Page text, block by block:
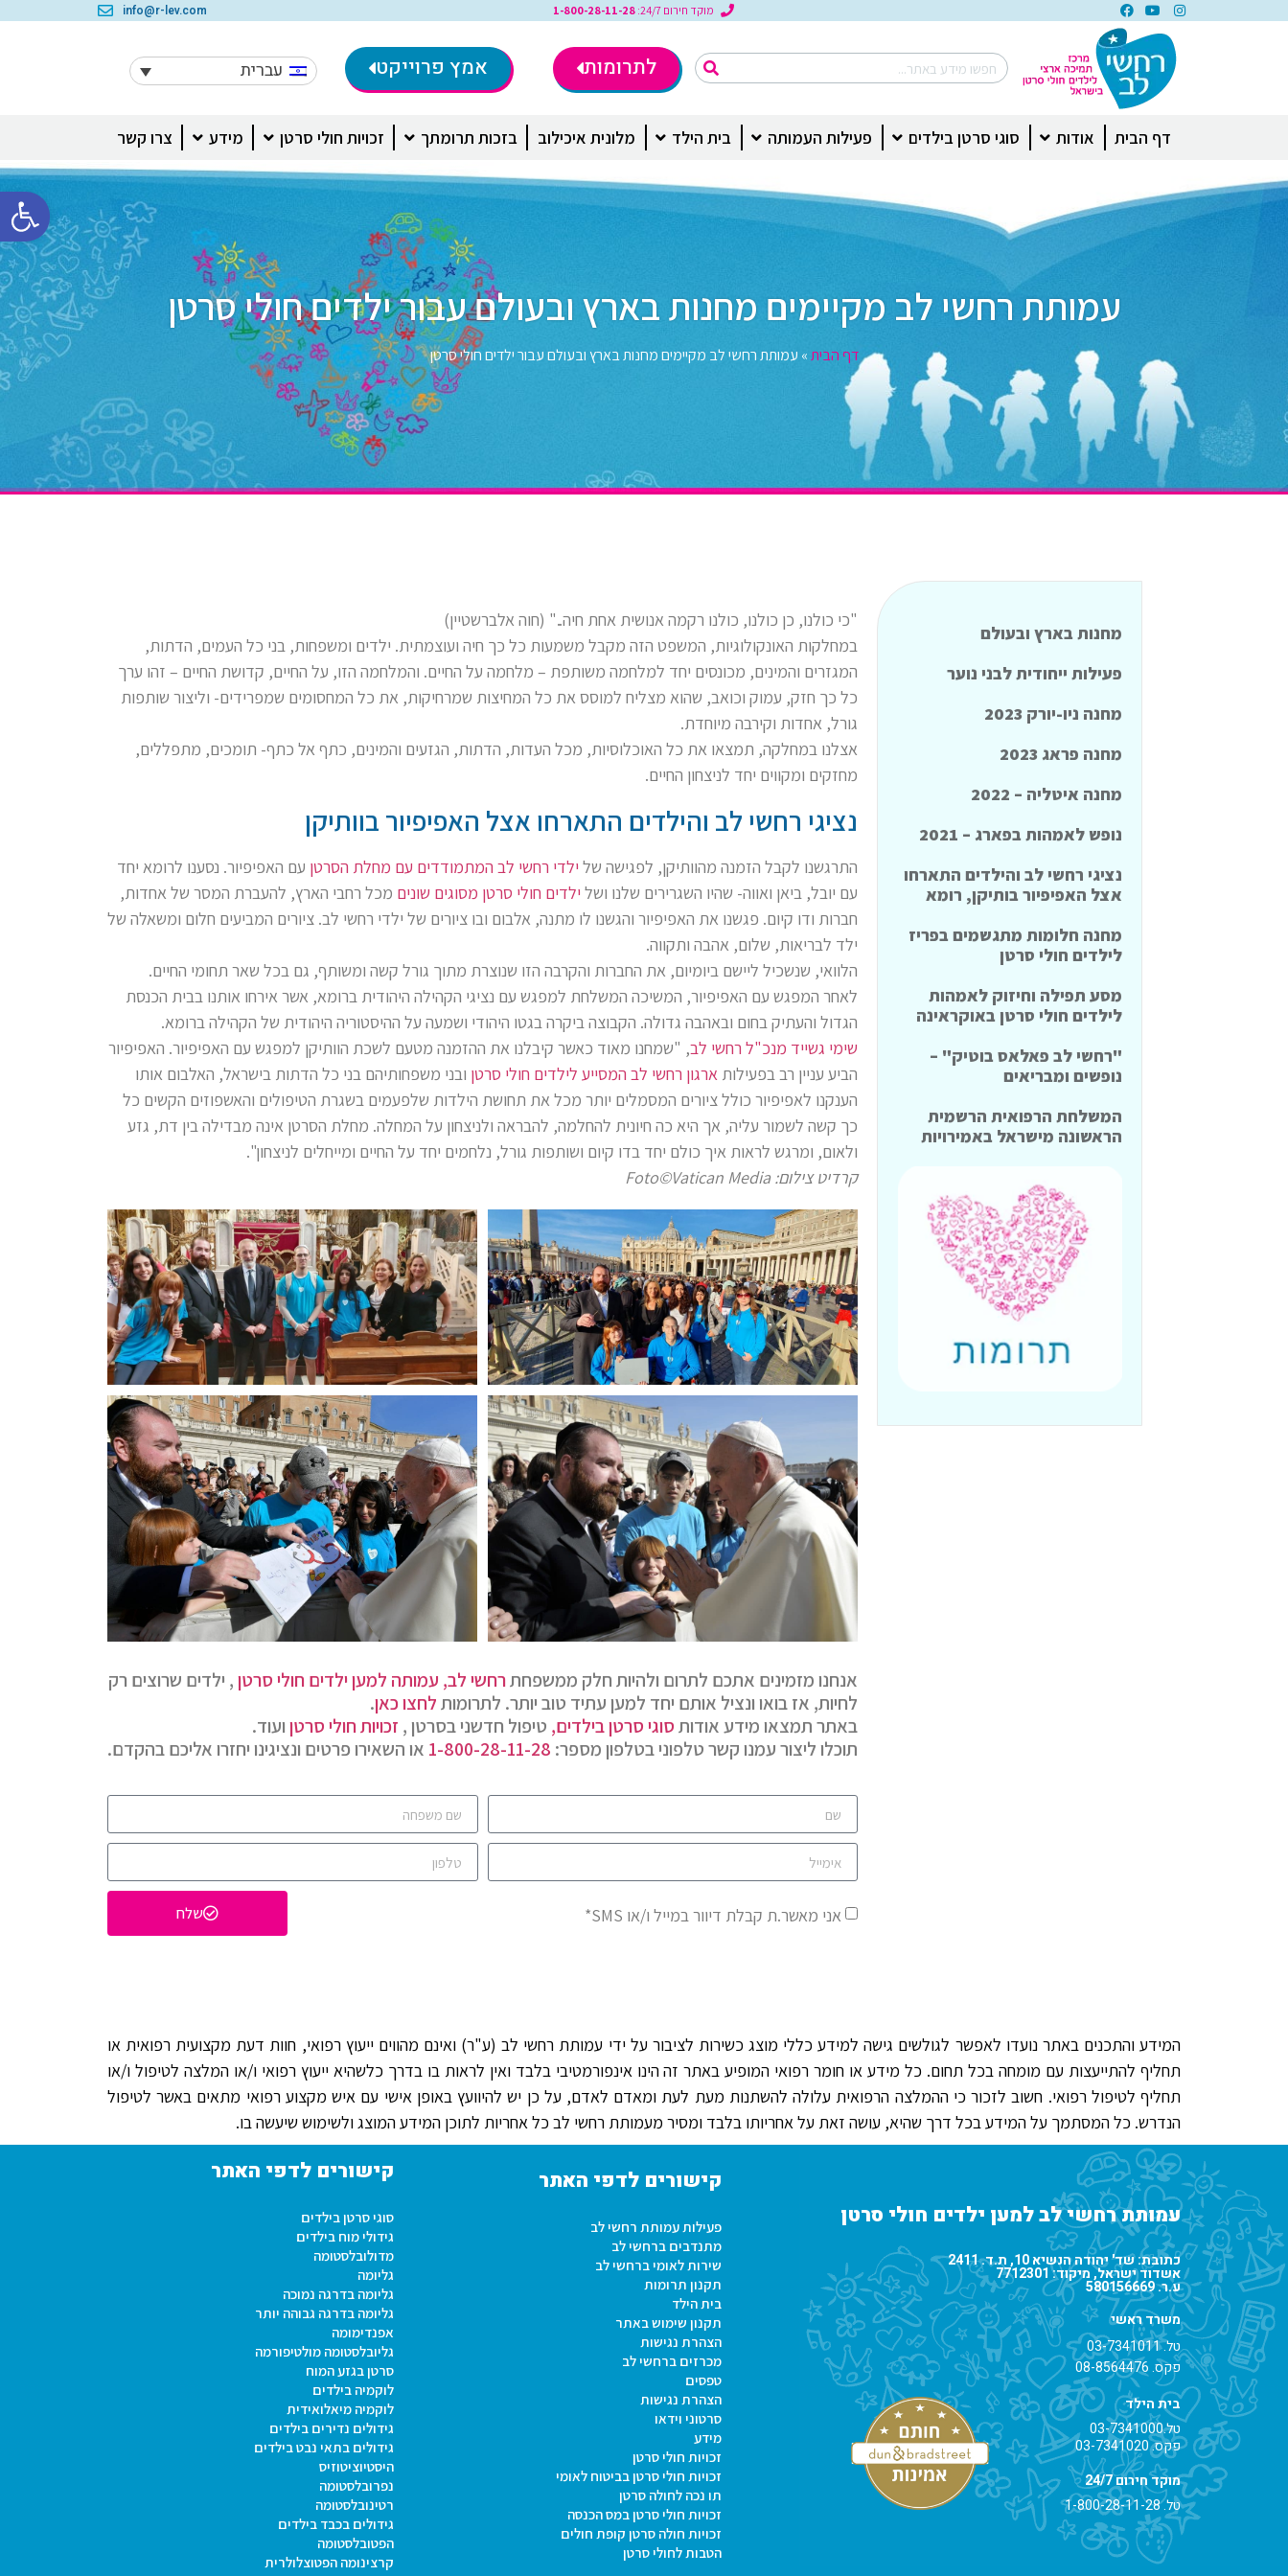
פתח
מוקד חירום 24/7: 1-800-28-11-28
info@r-lev.com
לתרומות אמץ פרוייקט עברית
דף הבית אודות סוגי סרטן בילדים פעילות העמותה בית הילד מלונית איכילוב בזכות תרומתך זכויות חולי סרטן מידע צרו קשר
עמותת רחשי לב מקיימים מחנות בארץ ובעולם עבור ילדים חולי סרטן
דף הבית» עמותת רחשי לב מקיימים מחנות בארץ ובעולם עבור ילדים חולי סרטן
מחנות בארץ ובעולם
פעילות ייחודית לבני נוער
מחנה ניו-יורק 2023
מחנה פראג 2023
מחנה איטליה – 2022
נופש לאמהות בפארג – 2021
נציגי רחשי לב והילדים התארחו
אצל האפיפיור בותיקן, רומא
מחנה חלומות מתגשמים בפריז
לילדים חולי סרטן
מסע תפילה וחיזוק לאמהות
לילדים חולי סרטן באוקראינה
"רחשי לב פאלאס בוטיק" –
נופשים ומבריאים
המשלחת הרפואית הרשמית
הראשונה מישראל באמירויות
"כי כולנו, כן כולנו, כולנו רקמה אנושית אחת חיה.." (חוה אלברשטיין)
במחלקות האונקולוגיות, המשפט הזה מקבל משמעות כל כך חיה ועוצמתית. ילדים ומשפחות, בני כל העמים, הדתות,
המגזרים והמינים, מכונסים יחד למלחמה משותפת – מלחמה על החיים. והמלחמה הזו, על החיים, קדושת החיים – זהו ערך
כל כך חזק, עמוק וכואב, שהוא מצליח למוסס את כל המחיצות שמרחיקות, את כל המחסומים שמפרידים- וליצור שותפות
גורל, אחדות וקירבה מיוחדת.
אצלנו במחלקה, תמצאו את כל האוכלוסיות, מכל העדות, הדתות, הגזעים והמינים, כתף אל כתף- תומכים, מתפללים,
מחזקים ומקווים יחד לניצחון החיים.
נציגי רחשי לב והילדים התארחו אצל האפיפיור בוותיקן
התרגשנו לקבל הזמנה מהוותיקן, לפגישה של ילדי רחשי לב המתמודדים עם מחלת הסרטן עם האפיפיור. נסענו לרומא יחד
עם יובל, ביאן ואווה- שהיו השגרירים שלנו ושל ילדים חולי סרטן מסוגים שונים מכל רחבי הארץ, להעברת המסר של אחדות,
חברות ודו קיום. פגשנו את האפיפיור והגשנו לו מתנה, אלבום ובו ציורים של ילדי רחשי לב. ציורים המביעים חלום ומשאלה של
ילד לבריאות, שלום, אהבה ותקווה.
הלוואי, שנשכיל ליישם ביומיום, את החברות והקרבה הזו שנוצרת מתוך גורל קשה ומשותף, גם בכל שאר תחומי החיים.
לאחר המפגש עם האפיפיור, המשיכה המשלחת למפגש עם נציגי הקהילה היהודית ברומא, אשר אירחו אותנו בבית הכנסת
הגדול והעתיק בחום ובאהבה גדולה. הקבוצה ביקרה בגטו היהודי ושמעה על ההיסטוריה היהודית של הקהילה ברומא.
שימי גשייד מנכ"ל רחשי לב, "שמחנו מאוד כאשר קיבלנו את ההזמנה מטעם לשכת הוותיקן למפגש עם האפיפיור. האפיפיור
הביע עניין רב בפעילות ארגון רחשי לב המסייע לילדים חולי סרטן ובני משפחותיהם בני כל הדתות בישראל, האלבום אותו
הענקנו לאפיפיור כולל ציורים המסמלים יותר מכל את תחושת הילדות שלפעמים בשגרת הטיפולים והאשפוזים הקשים כל
כך קשה לשמור עליה, אך היא כה חיונית להחלמה, להבראה ולניצחון על המחלה. מחלת הסרטן אינה מבדילה בין דת, גזע
ולאום, ומרגש לראות איך כולם יחד בדו קיום ושותפות גורל, נלחמים יחד על החיים ומייחלים לניצחון".
קרדיט צילום: Foto©Vatican Media
אנחנו מזמינים אתכם לתרום ולהיות חלק ממשפחתרחשי לב, עמותה למען ילדים חולי סרטן, ילדים שרוצים רק
לחיות, אז בואו ונציל אותם יחד למען עתיד טוב יותר. לתרומותלחצו כאן.
באתר תמצאו מידע אודותסוגי סרטן בילדים, טיפול חדשני בסרטן , זכויות חולי סרטןועוד.
תוכלו ליצור עמנו קשר טלפוני בטלפון מספר: 1-800-28-11-28 או השאירו פרטים ונציגינו יחזרו אליכם בהקדם.
אני מאשר.ת קבלת דיוור במייל ו/או SMS* שלח
המידע והתכנים באתר נועדו לאפשר לגולשים גישה למידע כללי מוצג כשירות לציבור על ידי עמותת רחשי לב (ע"ר) ואינם מהווים ייעוץ רפואי, חוות דעת מקצועית רפואית או
תחליף להתייעצות עם מומחה בכל תחום. כל מידע או חומר רפואי המופיע באתר זה הינו אינפורמטיבי בלבד ואין לראות בו בדרך כלשהיא ייעוץ רפואי ו/או המלצה לטיפול ו/או
תחליף לטיפול רפואי. חשוב לזכור כי ההמלצה הרפואית עלולה להשתנות מעת לעת ומאדם לאדם, על כן יש להיוועץ באופן אישי עם איש מקצוע רפואי מתאים באשר לטיפול
הנדרש. כל המסתמך על המידע בכל דרך שהיא, עושה זאת על אחריותו בלבד ומסיר מעמותת רחשי לב כל אחריות לתוכן המידע המוצג ולשימוש שיעשה בו.
עמותת רחשי לב למען ילדים חולי סרטן
כתובת: שד' יהודה הנשיא 10, ת.ד. 2411
אשדוד ישראל, מיקוד: 7712301
ע.ר. 580156669
משרד ראשי
טל.03-7341011
פקס. 08-8564476
בית הילד
טל.03-7341000
פקס. 03-7341020
מוקד חירום 24/7
טל.1-800-28-11-28
קישורים לדפי האתר
פעילות עמותת רחשי לב
מתנדבים ברחשי לב
שירות לאומי ברחשי לב
תקנון תרומות
בית הילד
תקנון שימוש באתר
הצהרת נגישות
מכרזים ברחשי לב
טפסים
הצהרת נגישות
סרטוני וידאו
מידע
זכויות חולי סרטן
זכויות חולי סרטן בביטוח לאומי
תו נכה לחולה סרטן
זכויות חולי סרטן במס הכנסה
זכויות חולה סרטן קופת חולים
הטבות לחולי סרטן
קישורים לדפי האתר
סוגי סרטן בילדים
גידולי מוח בילדים
מדולובלסטומה
גליומה
גליומה בדרגה נמוכה
גליומה בדרגה גבוהה יותר
אפנדימומה
גליובלסטומה מולטיפורמה
סרטן בגזע המוח
לוקמיה בילדים
לוקמיה מיאלואידית
גידולים נדירים בילדים
גידולים בתאי נבט בילדים
היסטיוציטוזיס
נפרובלסטומה
רטינובלסטומה
גידולים בכבד בילדים
הפטובלסטומה
קרצינומה הפטוצלולרית